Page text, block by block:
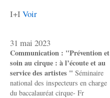
I+I Voir
31 mai 2023
Communication : "Prévention et
soin au cirque : à l’écoute et au
service des artistes " Séminaire
national des inspecteurs en charge
du baccalauréat cirque- Fr